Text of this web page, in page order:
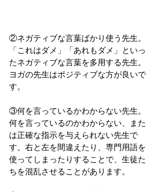
②ネガティブな言葉ばかり使う先生。
「これはダメ」「あれもダメ」といっ
たネガティブな言葉を多用する先生。
ヨガの先生はポジティブな方が良いで
す。
③何を言っているかわからない先生。
何を言っているのかわからない、また
は正確な指示を与えられない先生で
す。右と左を間違えたり、専門用語を
使ってしまったりすることで、生徒た
ちを混乱させることがあります。